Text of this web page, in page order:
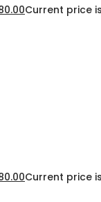
Current price
Current price